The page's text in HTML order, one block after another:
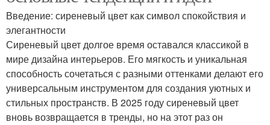
Введение: сиреневый цвет как символ спокойствия и
элегантности
Сиреневый цвет долгое время оставался классикой в
мире дизайна интерьеров. Его мягкость и уникальная
способность сочетаться с разными оттенками делают его
универсальным инструментом для создания уютных и
стильных пространств. В 2025 году сиреневый цвет
вновь возвращается в тренды, но на этот раз он